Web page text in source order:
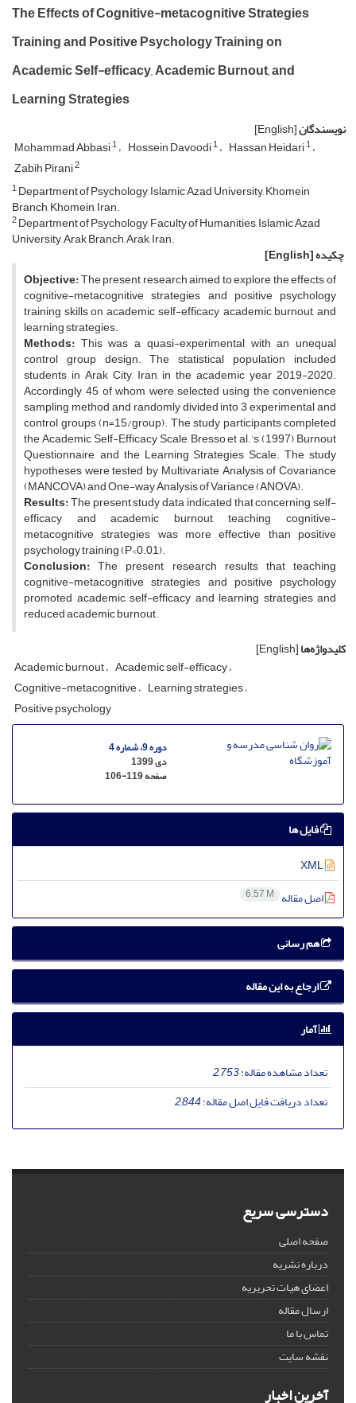
The Effects of Cognitive-metacognitive Strategies
Training and Positive Psychology Training on
Academic Self-efficacy, Academic Burnout, and
Learning Strategies
نویسندگان[English]
Mohammad Abbasi1 Hossein Davoodi1 Hassan Heidari1
Zabih Pirani2
1Department of Psychology, Islamic Azad University, Khomein
Branch, Khomein, Iran.
2Department of Psychology, Faculty of Humanities, Islamic Azad
University, Arak Branch, Arak, Iran.
چکیده[English]
Objective:The present research aimed to explore the effects of
cognitive-metacognitive strategies and positive psychology
training skills on academic self-efficacy, academic burnout, and
learning strategies.
Methods: This was a quasi-experimental with an unequal
control group design. The statistical population included
students in Arak City, Iran, in the academic year 2019-2020.
Accordingly, 45 of whom were selected using the convenience
sampling method and randomly divided into 3 experimental and
control groups (n=15/group). The study participants completed
the Academic Self-Efficacy Scale, Bresso et al.’s (1997) Burnout
Questionnaire, and the Learning Strategies Scale. The study
hypotheses were tested by Multivariate Analysis of Covariance
(MANCOVA) and One-way Analysis of Variance (ANOVA).
Results:The present study data indicated that concerning self-
efficacy and academic burnout, teaching cognitive-
metacognitive strategies was more effective than positive
psychology training (P<0.01).
Conclusion:The present research results that teaching
cognitive-metacognitive strategies and positive psychology
promoted academic self-efficacy and learning strategies and
reduced academic burnout.
کلیدواژه‌ها[English]
Academic burnout Academic self-efficacy
Cognitive-metacognitive Learning strategies
Positive psychology
دوره 9، شماره 4
دی 1399
صفحه106-119
فایل ها
اصل مقاله 6.57 M
هم رسانی
ارجاع به این مقاله
آمار
تعداد مشاهده مقاله:2,753
تعداد دریافت فایل اصل مقاله:2,844
دسترسی سریع
صفحه اصلی
درباره نشریه
اعضای هیات تحریریه
ارسال مقاله
تماس با ما
نقشه سایت
آخرین اخبار